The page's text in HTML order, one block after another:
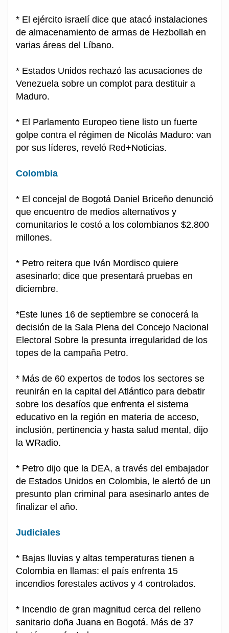
* El ejército israelí dice que atacó instalaciones
de almacenamiento de armas de Hezbollah en
varias áreas del Líbano.
* Estados Unidos rechazó las acusaciones de
Venezuela sobre un complot para destituir a
Maduro.
* El Parlamento Europeo tiene listo un fuerte
golpe contra el régimen de Nicolás Maduro: van
por sus líderes, reveló Red+Noticias.
Colombia
* El concejal de Bogotá Daniel Briceño denunció
que encuentro de medios alternativos y
comunitarios le costó a los colombianos $2.800
millones.
* Petro reitera que Iván Mordisco quiere
asesinarlo; dice que presentará pruebas en
diciembre.
*Este lunes 16 de septiembre se conocerá la
decisión de la Sala Plena del Concejo Nacional
Electoral Sobre la presunta irregularidad de los
topes de la campaña Petro.
* Más de 60 expertos de todos los sectores se
reunirán en la capital del Atlántico para debatir
sobre los desafíos que enfrenta el sistema
educativo en la región en materia de acceso,
inclusión, pertinencia y hasta salud mental, dijo
la WRadio.
* Petro dijo que la DEA, a través del embajador
de Estados Unidos en Colombia, le alertó de un
presunto plan criminal para asesinarlo antes de
finalizar el año.
Judiciales
* Bajas lluvias y altas temperaturas tienen a
Colombia en llamas: el país enfrenta 15
incendios forestales activos y 4 controlados.
* Incendio de gran magnitud cerca del relleno
sanitario doña Juana en Bogotá. Más de 37